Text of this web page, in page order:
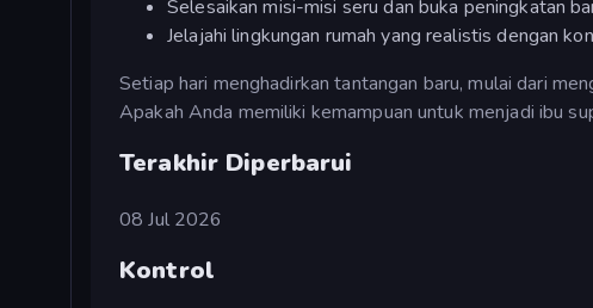
Selesaikan misi-misi seru dan buka peningkatan
Jelajahi lingkungan rumah yang realistis dengan
Setiap hari menghadirkan tantangan baru, mulai dari
Apakah Anda memiliki kemampuan untuk menjadi ibu
Terakhir Diperbarui
08 Jul 2026
Kontrol